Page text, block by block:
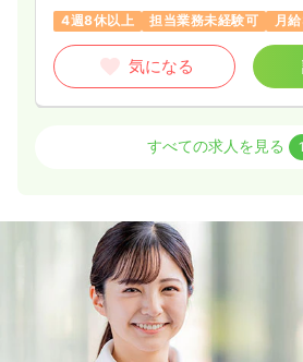
4週8休以上 担当業務未経験可 月
気になる
正看護師 / 管理職
45.8万円〜/月
※一例
9:00～18:00 （休憩60分）
4週8休以上
月給40万円以上可
気になる
すべての求人を見る 1